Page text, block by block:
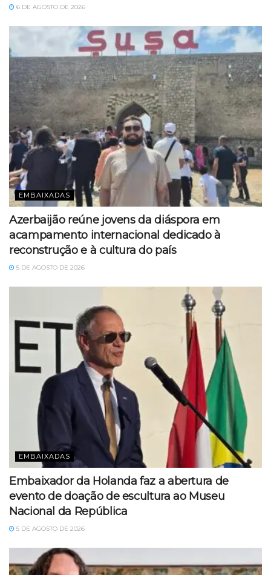
6 DE AGOSTO DE 2026
EMBAIXADAS
Azerbaijão reúne jovens da diáspora em
acampamento internacional dedicado à
reconstrução e à cultura do país
5 DE AGOSTO DE 2026
EMBAIXADAS
Embaixador da Holanda faz a abertura de
evento de doação de escultura ao Museu
Nacional da República
5 DE AGOSTO DE 2026